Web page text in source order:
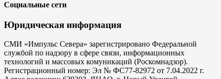
Социальные сети
Юридическая информация
СМИ «Импульс Севера» зарегистрировано Федеральной
службой по надзору в сфере связи, информационных
технологий и массовых комуникаций (Роскомнадзор).
Регистрационный номер: Эл № ФС77-82972 от 7.04.2022 г.